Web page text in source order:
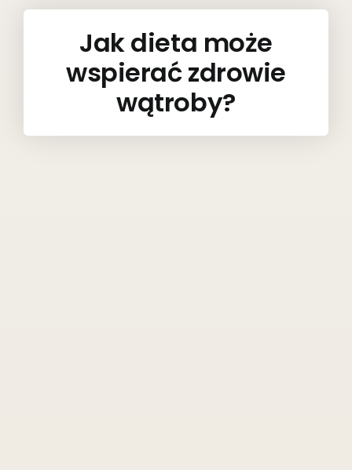
Jak dieta może
wspierać zdrowie
wątroby?